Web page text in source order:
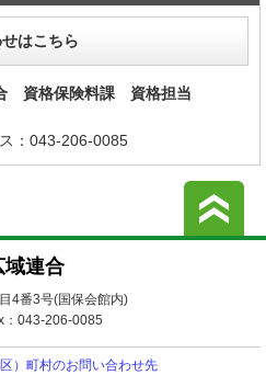
はこちら
資格保険料課 資格担当
：043-206-0085
域連合
4番3号(国保会館内)
：043-206-0085
）町村のお問い合わせ先